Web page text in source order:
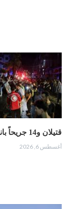
قتيلان و14 جريحاً بانفجار حافلة ركاب في ريف دمشق
أغسطس 6, 2026